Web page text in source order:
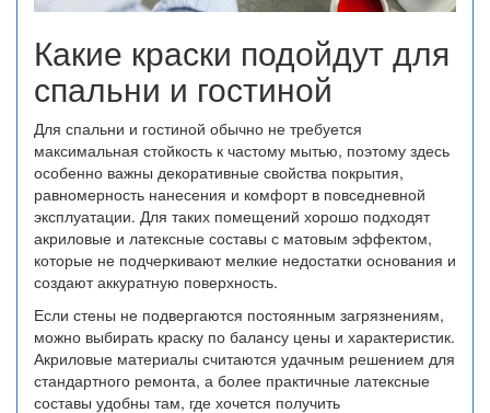
Какие краски подойдут для
спальни и гостиной
Для спальни и гостиной обычно не требуется
максимальная стойкость к частому мытью, поэтому здесь
особенно важны декоративные свойства покрытия,
равномерность нанесения и комфорт в повседневной
эксплуатации. Для таких помещений хорошо подходят
акриловые и латексные составы с матовым эффектом,
которые не подчеркивают мелкие недостатки основания и
создают аккуратную поверхность.
Если стены не подвергаются постоянным загрязнениям,
можно выбирать краску по балансу цены и характеристик.
Акриловые материалы считаются удачным решением для
стандартного ремонта, а более практичные латексные
составы удобны там, где хочется получить